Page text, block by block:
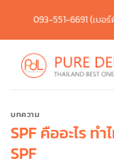
content
093-551-6691 (เบอ
บทความ
SPF คืออะไร
SPF